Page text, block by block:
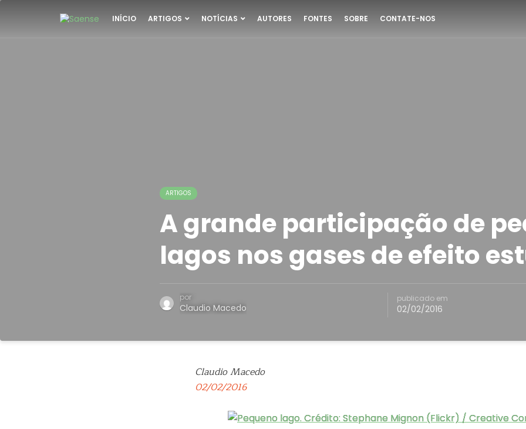
INÍCIO ARTIGOS NOTÍCIAS AUTORES FONTES SOBRE CONTATE-NOS
ARTIGOS
A grande participação de
lagos nos gases de efeito
por
Claudio Macedo
publicado em
02/02/2016
Claudio Macedo
02/02/2016